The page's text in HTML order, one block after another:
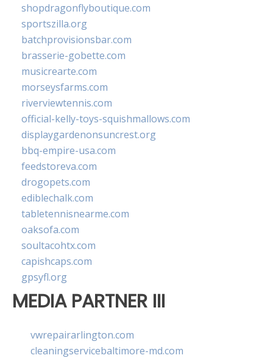
shopdragonflyboutique.com
sportszilla.org
batchprovisionsbar.com
brasserie-gobette.com
musicrearte.com
morseysfarms.com
riverviewtennis.com
official-kelly-toys-squishmallows.com
displaygardenonsuncrest.org
bbq-empire-usa.com
feedstoreva.com
drogopets.com
ediblechalk.com
tabletennisnearme.com
oaksofa.com
soultacohtx.com
capishcaps.com
gpsyfl.org
MEDIA PARTNER III
vwrepairarlington.com
cleaningservicebaltimore-md.com